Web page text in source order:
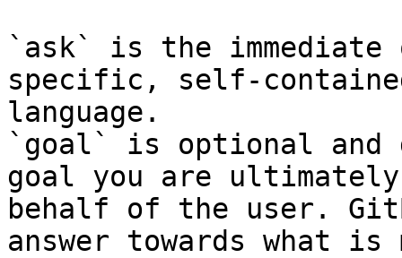
`ask` is the
specific, self-
language.
`goal` is optional and
goal you are
behalf of the user.
answer towards what